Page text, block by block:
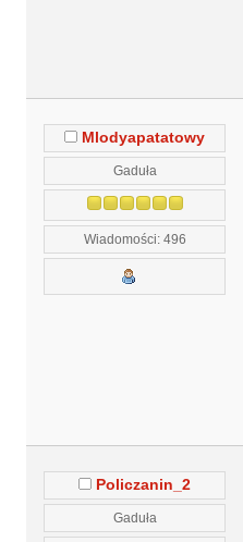
Mlodyapatatowy
Gaduła
Wiadomości: 496
Policzanin_2
Gaduła